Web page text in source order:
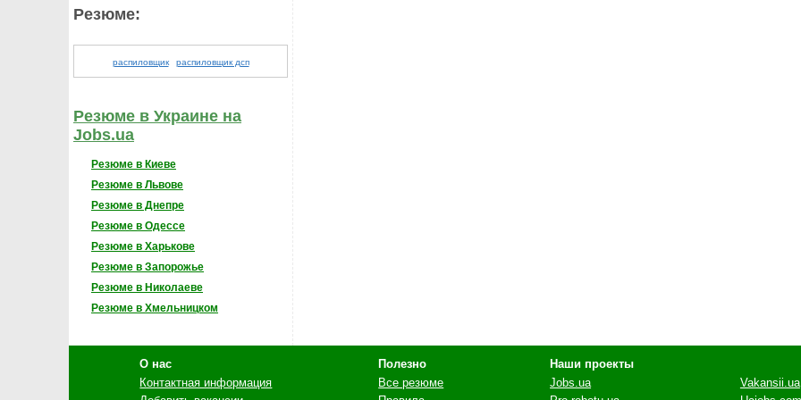
Резюме:
распиловщик распиловщик дсп
Резюме в Украине на
Jobs.ua
Резюме в Киеве
Резюме в Львове
Резюме в Днепре
Резюме в Одессе
Резюме в Харькове
Резюме в Запорожье
Резюме в Николаеве
Резюме в Хмельницком
О нас
Контактная информация
Полезно
Все резюме
Наши проекты
Jobs.ua
Vakansii.ua